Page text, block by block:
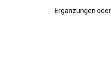
Ergänzungen